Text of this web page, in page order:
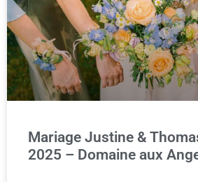
Mariage Justine &
2025 – Domaine aux